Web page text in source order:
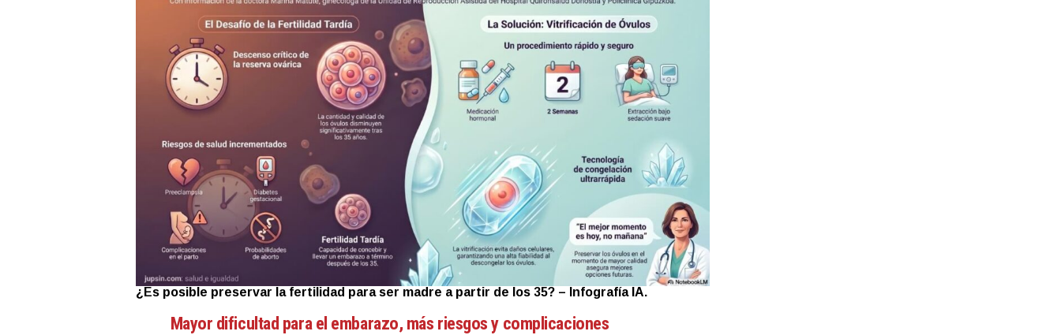
¿Es posible preservar la fertilidad para ser madre a partir de los 35? – Infografía IA.
Mayor dificultad para el embarazo, más riesgos y complicaciones